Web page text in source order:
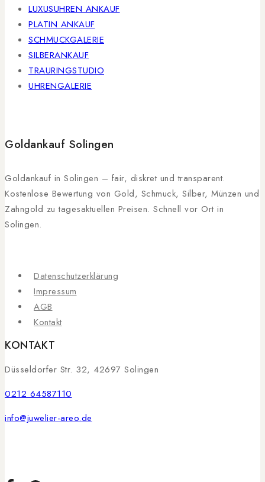
LUXUSUHREN ANKAUF
PLATIN ANKAUF
SCHMUCKGALERIE
SILBERANKAUF
TRAURINGSTUDIO
UHRENGALERIE
Goldankauf Solingen
Goldankauf in Solingen – fair, diskret und transparent.
Kostenlose Bewertung von Gold, Schmuck, Silber, Münzen und
Zahngold zu tagesaktuellen Preisen. Schnell vor Ort in
Solingen.
Datenschutzerklärung
Impressum
AGB
Kontakt
KONTAKT
Düsseldorfer Str. 32, 42697 Solingen
0212 64587110
info@juwelier-areo.de